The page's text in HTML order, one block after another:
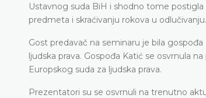
Ustavnog suda BiH i shodno tome
predmeta i skraćivanju rokova u odlučivanju.
Gost predavač na seminaru je bila
ljudska prava. Gospođa Katić se osvrnula
Europskog suda za ljudska prava.
Prezentatori su se osvrnuli na trenutno